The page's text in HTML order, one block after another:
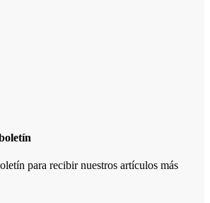
para recibir nuestros artículos más